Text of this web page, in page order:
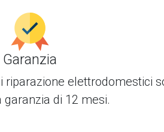
Garanzia
riparazione elettrodomestici
garanzia di 12 mesi.